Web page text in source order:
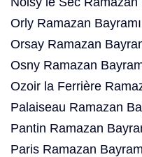
Orly Ramazan
Orsay Ramazan
Osny Ramazan
Ozoir la Ferrière
Palaiseau Ramazan
Pantin Ramazan
Paris Ramazan